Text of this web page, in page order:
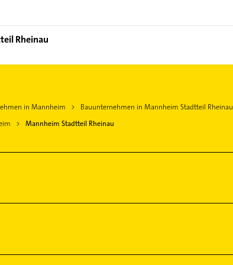
Rheinau
in Mannheim Bauunternehmen in Mannheim Stadtteil Rheinau
Mannheim Stadtteil Rheinau